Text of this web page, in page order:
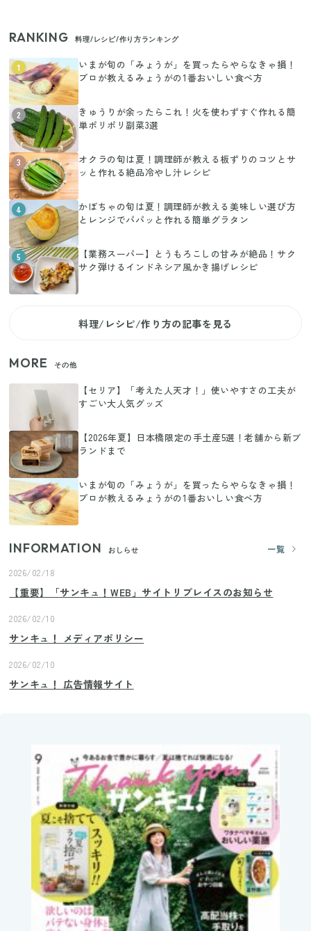
RANKING 料理/レシピ/作り方ランキング
1
いまが旬の「みょうが」を買ったらやらなきゃ損！
プロが教えるみょうがの1番おいしい食べ方
2
きゅうりが余ったらこれ！火を使わずすぐ作れる簡
単ポリポリ副菜3選
3
オクラの旬は夏！調理師が教える板ずりのコツとサ
ッと作れる絶品冷やし汁レシピ
4
かぼちゃの旬は夏！調理師が教える美味しい選び方
とレンジでパパッと作れる簡単グラタン
5
【業務スーパー】とうもろこしの甘みが絶品！サク
サク弾けるインドネシア風かき揚げレシピ
料理/レシピ/作り方の記事を見る
MORE その他
【セリア】「考えた人天才！」使いやすさの工夫が
すごい大人気グッズ
【2026年夏】日本橋限定の手土産5選！老舗から新ブ
ランドまで
いまが旬の「みょうが」を買ったらやらなきゃ損！
プロが教えるみょうがの1番おいしい食べ方
INFORMATION おしらせ
一覧
2026/02/18
【重要】「サンキュ！WEB」サイトリプレイスのお知らせ
2026/02/10
サンキュ！ メディアポリシー
2026/02/10
サンキュ！ 広告情報サイト